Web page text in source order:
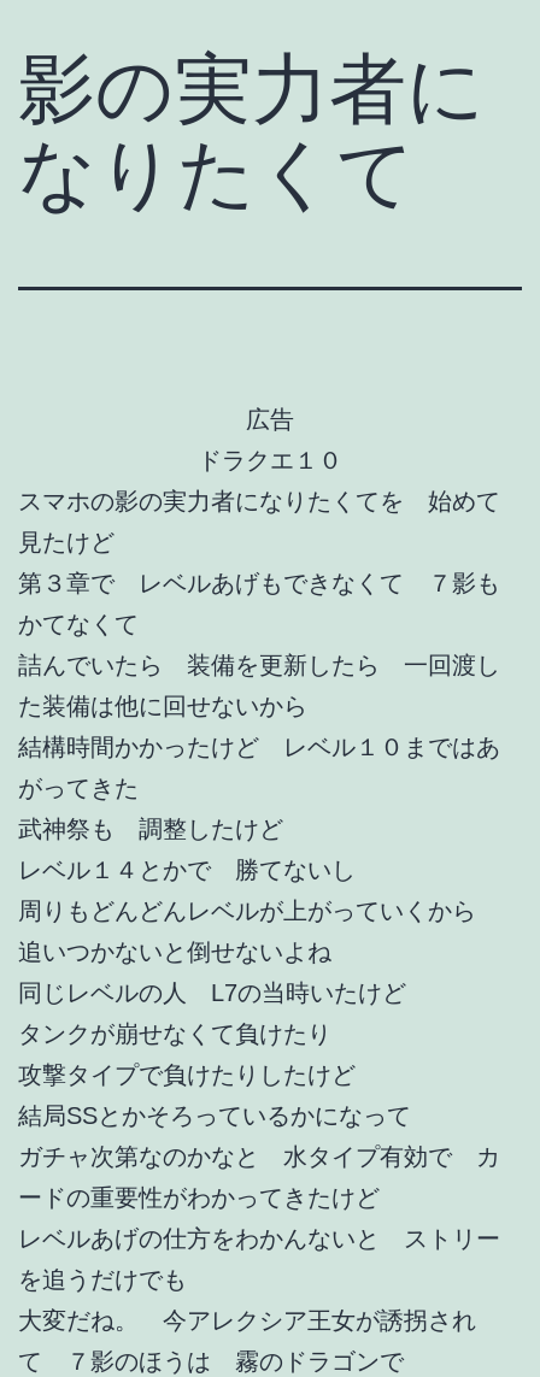
影の実力者に
なりたくて
広告
ドラクエ１０
スマホの影の実力者になりたくてを 始めて
見たけど
第３章で レベルあげもできなくて ７影も
かてなくて
詰んでいたら 装備を更新したら 一回渡し
た装備は他に回せないから
結構時間かかったけど レベル１０まではあ
がってきた
武神祭も 調整したけど
レベル１４とかで 勝てないし
周りもどんどんレベルが上がっていくから
追いつかないと倒せないよね
同じレベルの人 L7の当時いたけど
タンクが崩せなくて負けたり
攻撃タイプで負けたりしたけど
結局SSとかそろっているかになって
ガチャ次第なのかなと 水タイプ有効で カ
ードの重要性がわかってきたけど
レベルあげの仕方をわかんないと ストリー
を追うだけでも
大変だね。 今アレクシア王女が誘拐され
て ７影のほうは 霧のドラゴンで